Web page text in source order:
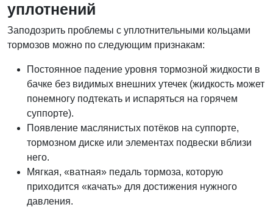
уплотнений
Заподозрить проблемы с уплотнительными кольцами
тормозов можно по следующим признакам:
Постоянное падение уровня тормозной жидкости в
бачке без видимых внешних утечек (жидкость может
понемногу подтекать и испаряться на горячем
суппорте).
Появление маслянистых потёков на суппорте,
тормозном диске или элементах подвески вблизи
него.
Мягкая, «ватная» педаль тормоза, которую
приходится «качать» для достижения нужного
давления.